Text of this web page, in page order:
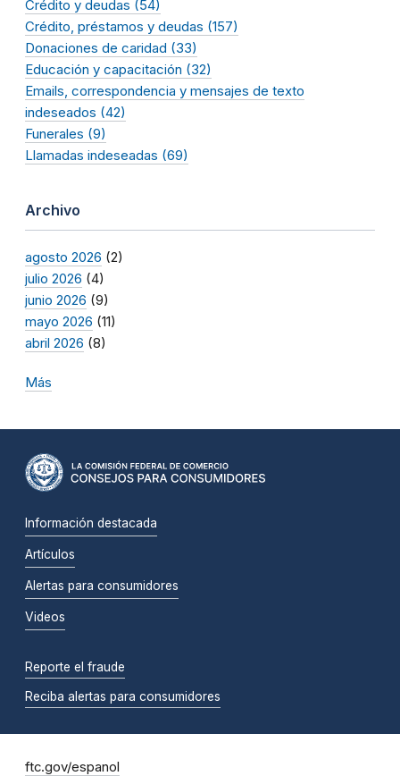
Crédito y deudas (54)
Crédito, préstamos y deudas (157)
Donaciones de caridad (33)
Educación y capacitación (32)
Emails, correspondencia y mensajes de texto
indeseados (42)
Funerales (9)
Llamadas indeseadas (69)
Archivo
agosto 2026 (2)
julio 2026 (4)
junio 2026 (9)
mayo 2026 (11)
abril 2026 (8)
Más
Información destacada
Artículos
Alertas para consumidores
Videos
Reporte el fraude
Reciba alertas para consumidores
ftc.gov/espanol